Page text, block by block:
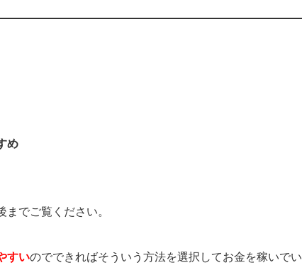
め
でご覧ください。
すいのでできればそういう方法を選択してお金を稼いでい